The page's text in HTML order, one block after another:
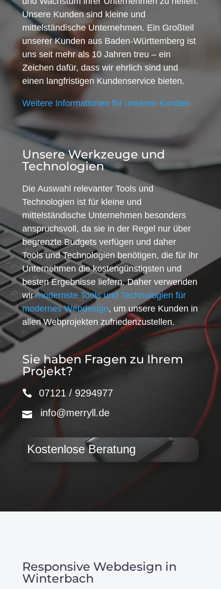
Unsere Kunden sind kleine und
mittelständische Unternehmen. Ein Großteil
unserer Kunden aus Baden-Württemberg ist
uns seit mehr als 10 Jahren treu – ein
Zeichen dafür, dass wir ehrlich sind und
einen langfristigen Kundenservice bieten.
Weitere Informationen für unseren Kunden
Unsere Werkzeuge und
Technologien
Die Auswahl relevanter Tools und
Technologien ist für kleine und
mittelständische Unternehmen besonders
anspruchsvoll, da sie in der Regel nur über
begrenzte Budgets verfügen und daher
Tools und Technologien benötigen, die für ihr
Unternehmen die kostengünstigsten und
besten Ergebnisse liefern. Daher verwenden
wirmodernste Tools und Technologien für
modernes Webdesign, um unsere Kunden in
allen Webprojekten zufriedenzustellen.
Sie haben Fragen zu Ihrem
Projekt?
07121 / 9294977
info@merryll.de
Kostenlose Beratung
Responsive Webdesign in
Winterbach